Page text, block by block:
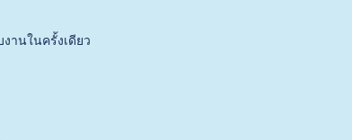
งานในครั้งเดียว